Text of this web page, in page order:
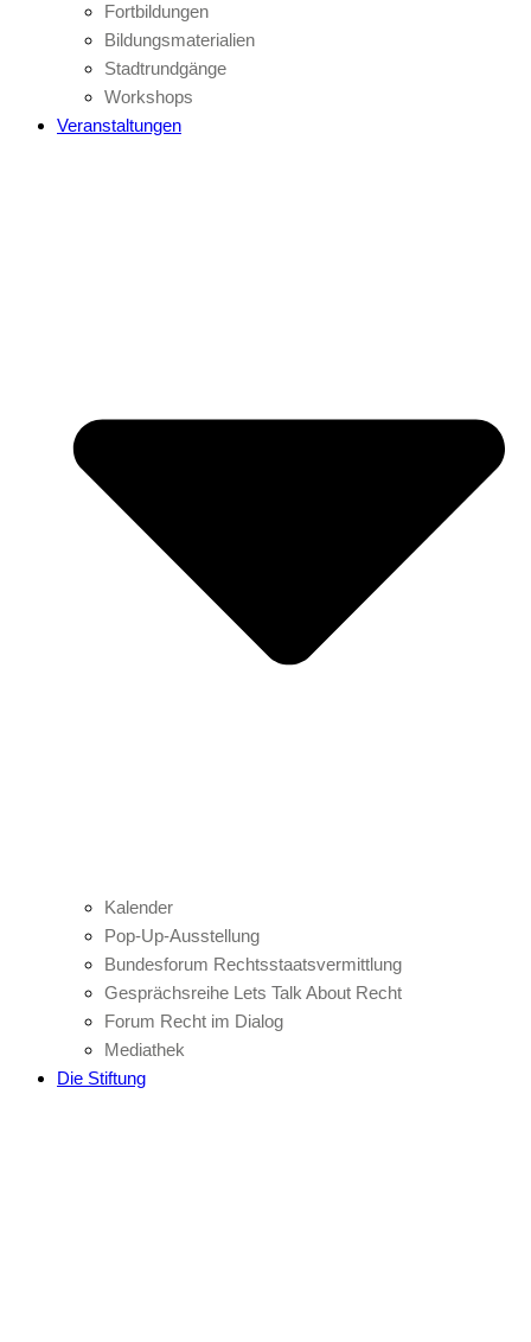
Fortbildungen
Bildungsmaterialien
Stadtrundgänge
Workshops
Veranstaltungen
Kalender
Pop-Up-Ausstellung
Bundesforum Rechtsstaatsvermittlung
Gesprächsreihe Lets Talk About Recht
Forum Recht im Dialog
Mediathek
Die Stiftung